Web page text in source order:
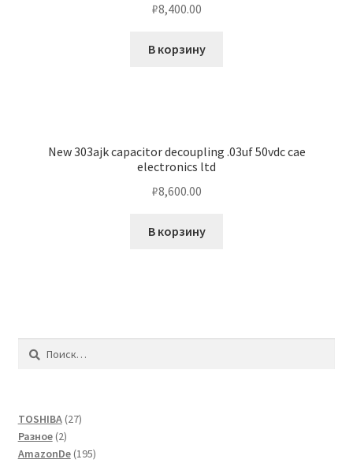
₽8,400.00
В корзину
New 303ajk capacitor decoupling .03uf 50vdc cae
electronics ltd
₽8,600.00
В корзину
Найти:
TOSHIBA 2727
Разное 22
товара
AmazonDe 195195